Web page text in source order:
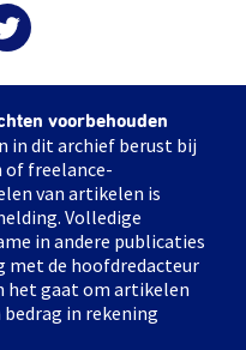
voorbehouden
in dit archief berust bij
of freelance-
van artikelen is
Volledige
in andere publicaties
met de hoofdredacteur
het gaat om artikelen
in rekening